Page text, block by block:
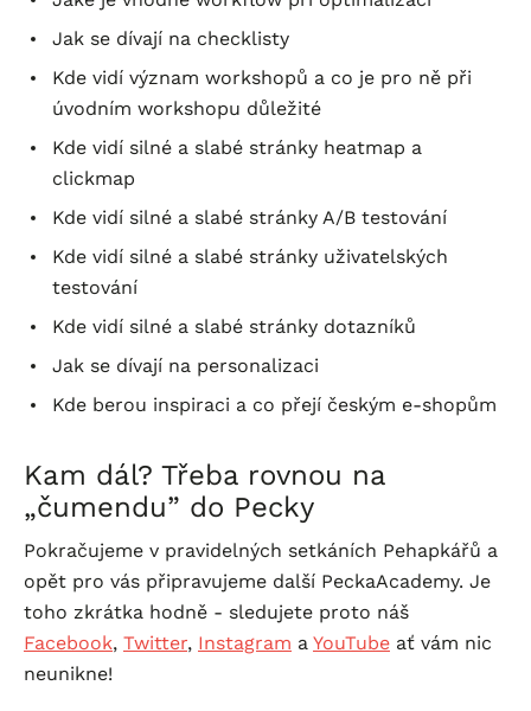
Jak se dívají na checklisty
Kde vidí význam workshopů a co je pro ně při
úvodním workshopu důležité
Kde vidí silné a slabé stránky heatmap a
clickmap
Kde vidí silné a slabé stránky A/B testování
Kde vidí silné a slabé stránky uživatelských
testování
Kde vidí silné a slabé stránky dotazníků
Jak se dívají na personalizaci
Kde berou inspiraci a co přejí českým e-shopům
Kam dál? Třeba rovnou na
„čumendu” do Pecky
Pokračujeme v pravidelných setkáních Pehapkářů a
opět pro vás připravujeme další PeckaAcademy. Je
toho zkrátka hodně - sledujete proto náš
Facebook, Twitter, Instagram a YouTube ať vám nic
neunikne!